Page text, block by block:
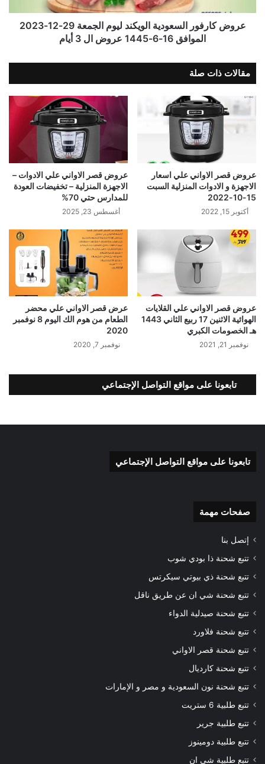
عروض كارفور السعودية الويكند ليوم الجمعة 29-12-2023
الموافق 16-6-1445 عروض ال 3 أيام
مقالات ذات صلة
عروض قصر الاواني علي اسعار
الاجهزة و الادوات المنزلية السبت
15-10-2022
أكتوبر 15, 2022
عروض قصر الاواني علي الادوات –
الاجهزة المنزلية – تخفيضات العودة
للمدارس حتي 70%
أغسطس 23, 2025
عروض قصر الاواني علي القلايات
الهوائية الاثنين 17 ربيع الثاني 1443
هـ الخصومات الكبري
نوفمبر 21, 2021
عرض قصر الاواني علي محضر
الطعام من هوم الك اليوم 8 نوفمبر
2020
نوفمبر 7, 2020
تابعونا على مواقع التواصل الإجتماعي
تابعونا على مواقع التواصل الإجتماعي
صفحات مهمة
إتصل بنا
تتبع شحنة ذا بودي شوب
تتبع شحنة ذي بيوتي سيكرتس
تتبع شحنة شي ان عن طريق ناقل
تتبع شحنة صيدلية الدواء
تتبع شحنة فلاورد
تتبع شحنة قصر الاواني
تتبع شحنة كارديال
تتبع شحنة نون السعودية و مصر و الإمارات
تتبع طلبية 6 ستريت
تتبع طلبية جرير
تتبع طلبية دومينوز
تتبع طلبية شي ان